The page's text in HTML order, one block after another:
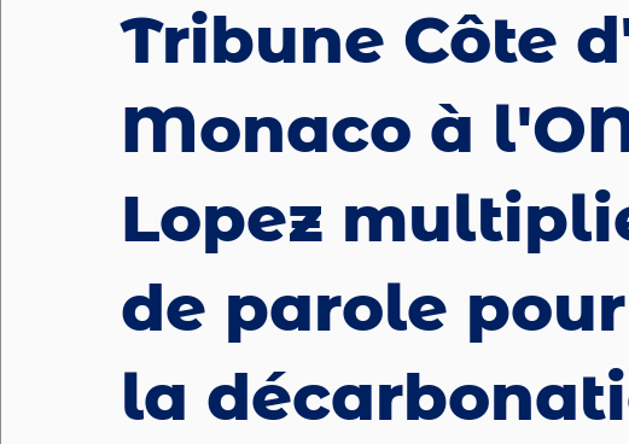
Tribune Côte
Monaco à
Lopez
de parole
la